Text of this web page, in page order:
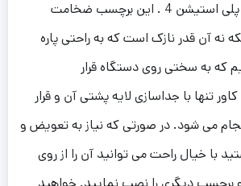
اسکین کنسول بازی پلی استیشن 4 . این برچسب ضخامت
نه آن قدر نازک است که به راحتی پاره
که به سختی روی دستگاه قرار
تنها با جداسازی لایه پشتی آن و قرار
می شود. در صورتی که نیاز به تعویض و
با خیال راحت می توانید آن را از روی